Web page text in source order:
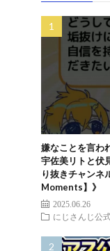
嫌なことを言わ
宇佐美リトと伏
り抜きチャン
Moments】》
2025.06.26
にじさんじ公